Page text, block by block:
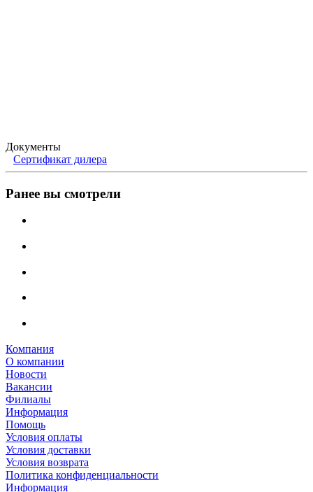
Документы
Сертификат дилера
Ранее вы смотрели
Компания
О компании
Новости
Вакансии
Филиалы
Информация
Помощь
Условия оплаты
Условия доставки
Условия возврата
Политика конфиденциальности
Информация